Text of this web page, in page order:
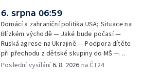
6. srpna 06:59
Domácí a zahraniční politika USA; Situace na
Blízkém východě — Jaké bude počasí —
Ruská agrese na Ukrajině — Podpora dítěte
při přechodu z dětské skupiny do MŠ —
Filmové premiéry týdne — Dvě deci tuše v
Poslední vysílání6. 8. 2026 na ČT24